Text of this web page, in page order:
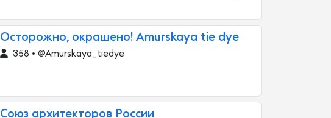
Осторожно, окрашено! Amurskaya tie dye
358 • @Amurskaya_tiedye
Союз архитекторов России